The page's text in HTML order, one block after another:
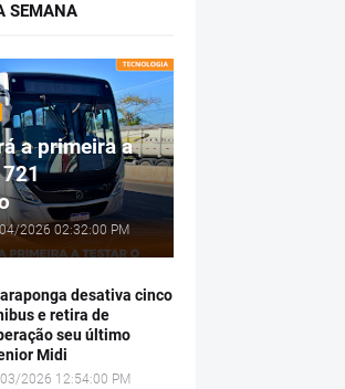
SEMANA
a primeira a
2026 02:32:00 PM
desativa cinco
e retira de
seu último
Midi
2026 12:54:00 PM